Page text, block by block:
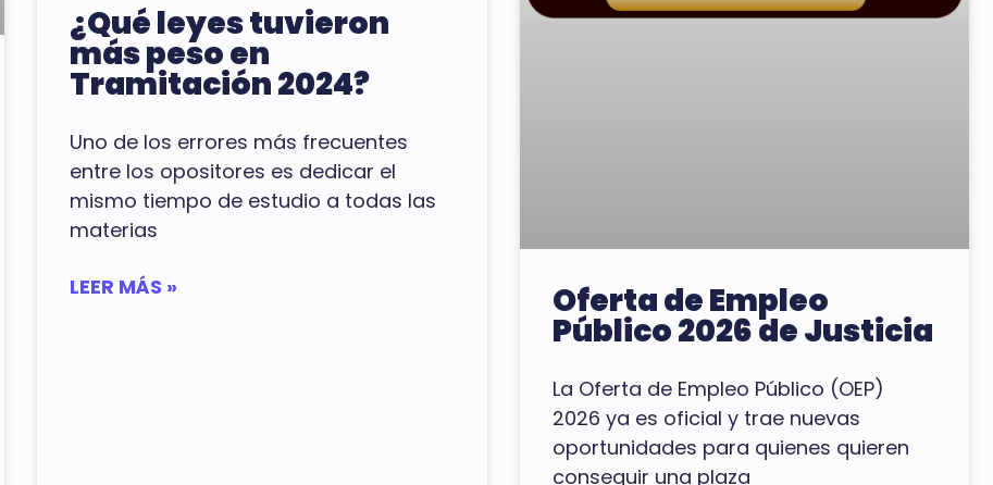
¿Qué leyes tuvieron
más peso en
Tramitación 2024?
Uno de los errores más frecuentes
entre los opositores es dedicar el
mismo tiempo de estudio a todas las
materias
LEER MÁS » Oferta de Empleo
Público 2026 de Justicia
La Oferta de Empleo Público (OEP)
2026 ya es oficial y trae nuevas
oportunidades para quienes quieren
conseguir una plaza